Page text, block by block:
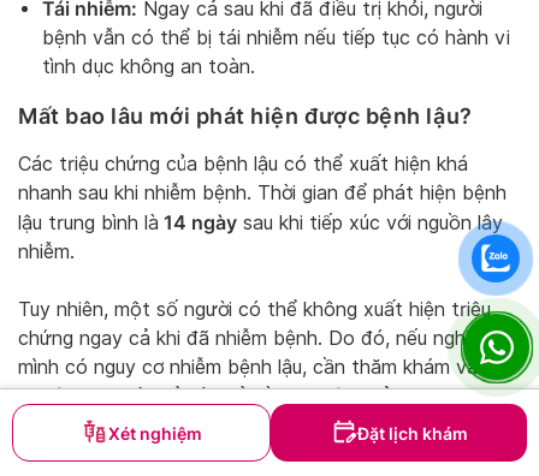
Xét nghiệm Đặt lịch khám
Tái nhiễm: Ngay cả sau khi đã điều trị khỏi, người
bệnh vẫn có thể bị tái nhiễm nếu tiếp tục có hành vi
tình dục không an toàn.
Mất bao lâu mới phát hiện được bệnh lậu?
Các triệu chứng của bệnh lậu có thể xuất hiện khá
nhanh sau khi nhiễm bệnh. Thời gian để phát hiện bệnh
lậu trung bình là 14 ngày sau khi tiếp xúc với nguồn lây
nhiễm.
Tuy nhiên, một số người có thể không xuất hiện triệu
chứng ngay cả khi đã nhiễm bệnh. Do đó, nếu nghi ngờ
mình có nguy cơ nhiễm bệnh lậu, cần thăm khám và xét
nghiệm kịp thời để có thể điều trị hiệu quả.
Xem thêm: